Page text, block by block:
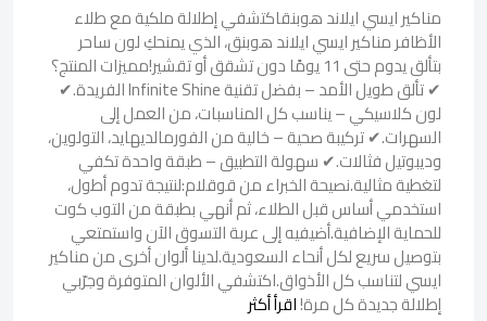
مناكير ايسي ايلاند هوبنقاكتشفي إطلالة ملكية مع طلاء
الأظافر مناكير ايسي ايلاند هوبنق، الذي يمنحكِ لون ساحر
بتألق يدوم حتى 11 يومًا دون تشقق أو تقشير!مميزات المنتج؟
✔ تألق طويل الأمد – بفضل تقنية Infinite Shine الفريدة.✔
لون كلاسيكي – يناسب كل المناسبات، من العمل إلى
السهرات.✔ تركيبة صحية – خالية من الفورمالديهايد، التولوين،
وديبوتيل فثالات.✔ سهولة التطبيق – طبقة واحدة تكفي
لتغطية مثالية.نصيحة الخبراء من قوقلام:لنتيجة تدوم أطول،
استخدمي أساس قبل الطلاء، ثم أنهي بطبقة من التوب كوت
للحماية الإضافية.أضيفيه إلى عربة التسوق الآن واستمتعي
بتوصيل سريع لكل أنحاء السعودية.لدينا ألوان أخرى من مناكير
ايسي لتناسب كل الأذواق.اكتشفي الألوان المتوفرة وجرّبي
إطلالة جديدة كل مرة!اقرأ أكثر